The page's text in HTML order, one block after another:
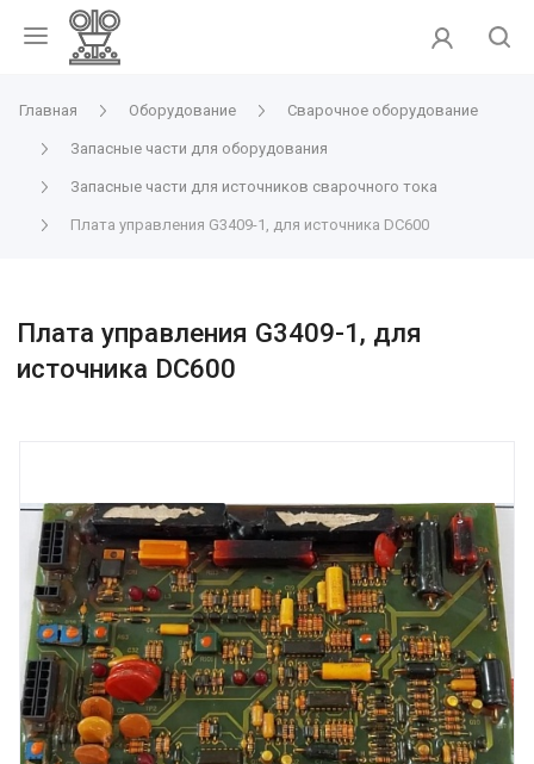
Главная Оборудование Сварочное оборудование
Запасные части для оборудования
Запасные части для источников сварочного тока
Плата управления G3409-1, для источника DC600
Плата управления G3409-1, для
источника DC600